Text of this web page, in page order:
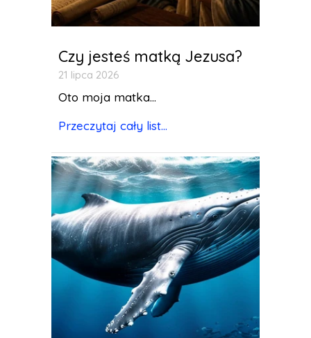
Czy jesteś matką Jezusa?
21 lipca 2026
Oto moja matka...
Przeczytaj cały list...